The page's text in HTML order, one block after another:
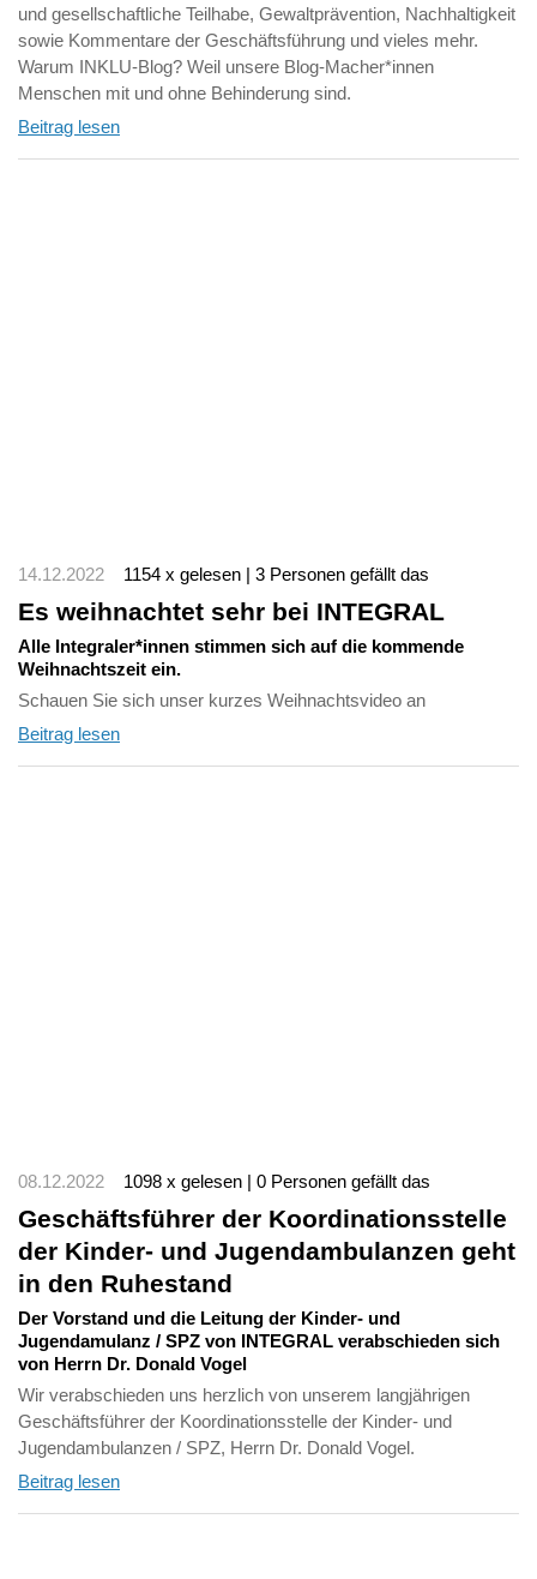
und gesellschaftliche Teilhabe, Gewaltprävention, Nachhaltigkeit
sowie Kommentare der Geschäftsführung und vieles mehr.
Warum INKLU-Blog? Weil unsere Blog-Macher*innen
Menschen mit und ohne Behinderung sind.
Beitrag lesen
14.12.2022 1154 x gelesen | 3 Personen gefällt das
Es weihnachtet sehr bei INTEGRAL
Alle Integraler*innen stimmen sich auf die kommende
Weihnachtszeit ein.
Schauen Sie sich unser kurzes Weihnachtsvideo an
Beitrag lesen
08.12.2022 1098 x gelesen | 0 Personen gefällt das
Geschäftsführer der Koordinationsstelle
der Kinder- und Jugendambulanzen geht
in den Ruhestand
Der Vorstand und die Leitung der Kinder- und
Jugendamulanz / SPZ von INTEGRAL verabschieden sich
von Herrn Dr. Donald Vogel
Wir verabschieden uns herzlich von unserem langjährigen
Geschäftsführer der Koordinationsstelle der Kinder- und
Jugendambulanzen / SPZ, Herrn Dr. Donald Vogel.
Beitrag lesen